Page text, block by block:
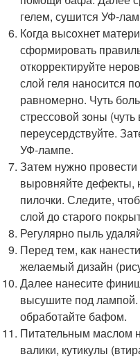
гелем, сушится УФ-
Когда высохнет
сформировать
откорректируйте
слой геля наносится
равномерно. Чуть
стрессовой зоны
переусердствуйте.
УФ-лампе.
Затем нужно
выровняйте дефекты,
пилочки. Следите,
слой до старого
Регулярно пыль
Перед тем, как
желаемый дизайн
Далее нанесите
высушите под лампой.
обработайте бафом.
Питательным маслом
валики, кутикулы